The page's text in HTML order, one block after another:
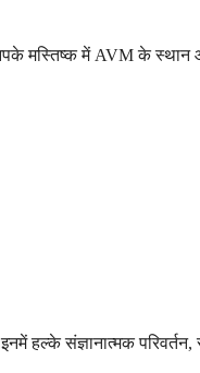
आपके मस्तिष्क में AVM के
संज्ञानात्मक